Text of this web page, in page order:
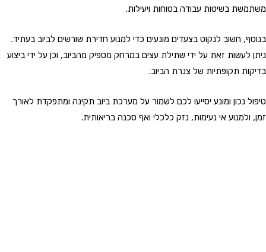
משתמשת בשיטות עבודה בטוחות ויעילות.
בנוסף, חשוב לנקוט בצעדים מונעים כדי למנוע חדירת שורשים לביוב בעתיד.
ניתן לעשות זאת על ידי שתילת עצים במרחק מספיק מהביוב, וכן על ידי ביצוע
בדיקות תקופתיות של צנרת הביוב.
טיפול נכון ומונע יסייעו לכם לשמור על מערכת ביוב תקינה ומתפקדת לאורך
זמן, ולמנוע אי נעימות, נזק כלכלי ואף סכנה בריאותית.